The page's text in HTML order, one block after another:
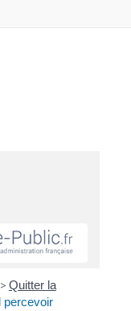
> Quitter la
percevoir